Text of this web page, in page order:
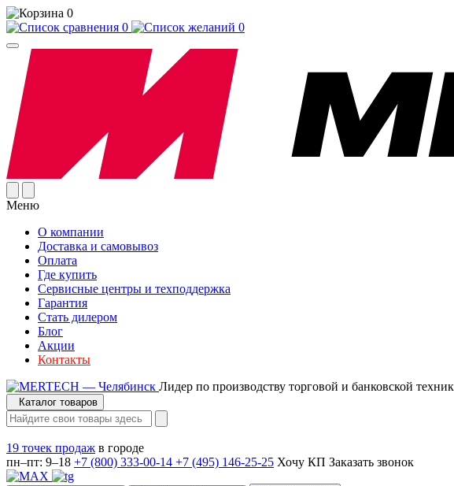
0
0
0
Меню
О компании
Доставка и самовывоз
Оплата
Где купить
Сервисные центры и техподдержка
Гарантия
Стать дилером
Блог
Акции
Контакты
Лидер по производству торговой и банковской
Каталог товаров
19 точек продаж в городе
пн–пт: 9–18 +7 (800) 333-00-14 +7 (495) 146-25-25 Хочу КП Заказать звонок